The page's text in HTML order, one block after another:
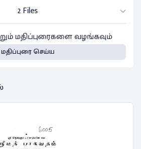
2 Files
மதிப்புரைகளை வழங்கவும்
மதிப்புரை செய்ய